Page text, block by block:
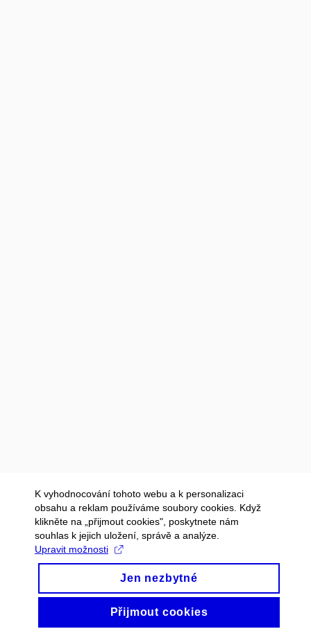
K vyhodnocování tohoto webu a k personalizaci
obsahu a reklam používáme soubory cookies. Když
klikněte na „přijmout cookies", poskytnete nám
souhlas k jejich uložení, správě a analýze.
Upravit možnosti
Jen nezbytné
Přijmout cookies